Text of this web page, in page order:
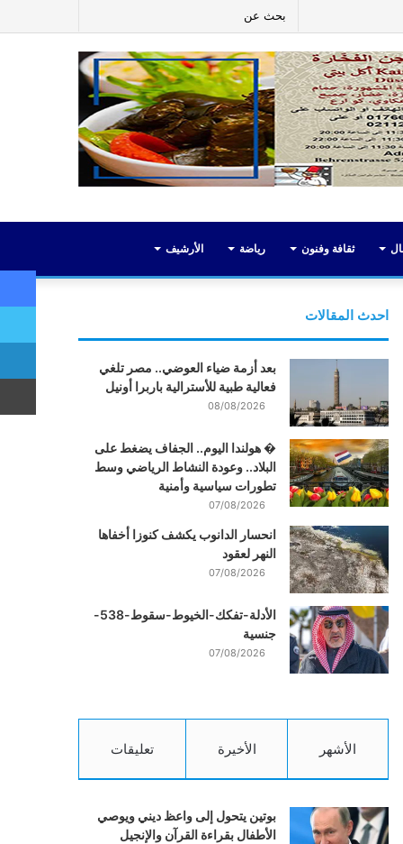
عن
إضافة
عمود
جانبي
ثقافة وفنون رياضة الأرشيف
احدث المقالات
بعد أزمة ضياء العوضي.. مصر تلغي
فعالية طبية للأسترالية باربرا أونيل
08/08/2026
� هولندا اليوم.. الجفاف يضغط على
البلاد.. وعودة النشاط الرياضي وسط
تطورات سياسية وأمنية
07/08/2026
انحسار الدانوب يكشف كنوزا أخفاها
النهر لعقود
07/08/2026
الأدلة-تفكك-الخيوط-سقوط-538-
جنسية
07/08/2026
الأشهر الأخيرة تعليقات
بوتين يتحول إلى واعظ ديني ويوصي
الأطفال بقراءة القرآن والإنجيل